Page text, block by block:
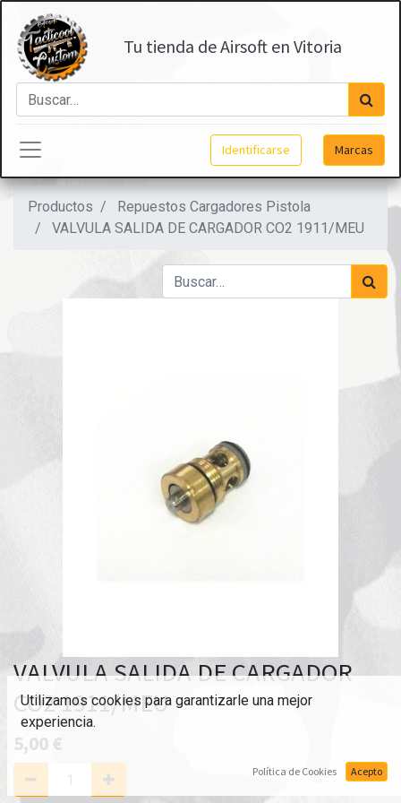
Tu tienda de Airsoft en Vitoria
Identificarse Marcas
Productos
Repuestos Cargadores Pistola
VALVULA SALIDA DE CARGADOR CO2 1911/MEU
VALVULA SALIDA DE CARGADOR
CO2 1911/MEU
5,00€
Utilizamos cookies para garantizarle una mejor
experiencia.
Política de Cookies Acepto